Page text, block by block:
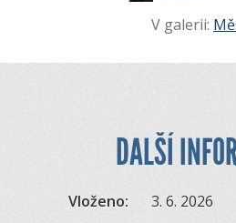
V galerii:
DALŠÍ
Vloženo:
3. 6. 2026